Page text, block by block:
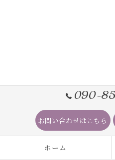
090-
お問い合わせはこちら
ホーム